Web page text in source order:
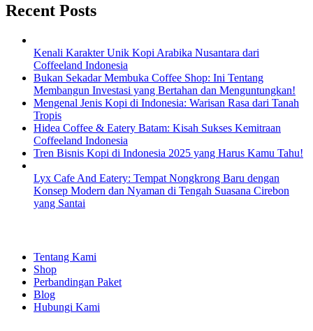
Recent Posts
Kenali Karakter Unik Kopi Arabika Nusantara dari
Coffeeland Indonesia
Bukan Sekadar Membuka Coffee Shop: Ini Tentang
Membangun Investasi yang Bertahan dan Menguntungkan!
Mengenal Jenis Kopi di Indonesia: Warisan Rasa dari Tanah
Tropis
Hidea Coffee & Eatery Batam: Kisah Sukses Kemitraan
Coffeeland Indonesia
Tren Bisnis Kopi di Indonesia 2025 yang Harus Kamu Tahu!
Lyx Cafe And Eatery: Tempat Nongkrong Baru dengan
Konsep Modern dan Nyaman di Tengah Suasana Cirebon
yang Santai
Tentang Kami
Shop
Perbandingan Paket
Blog
Hubungi Kami